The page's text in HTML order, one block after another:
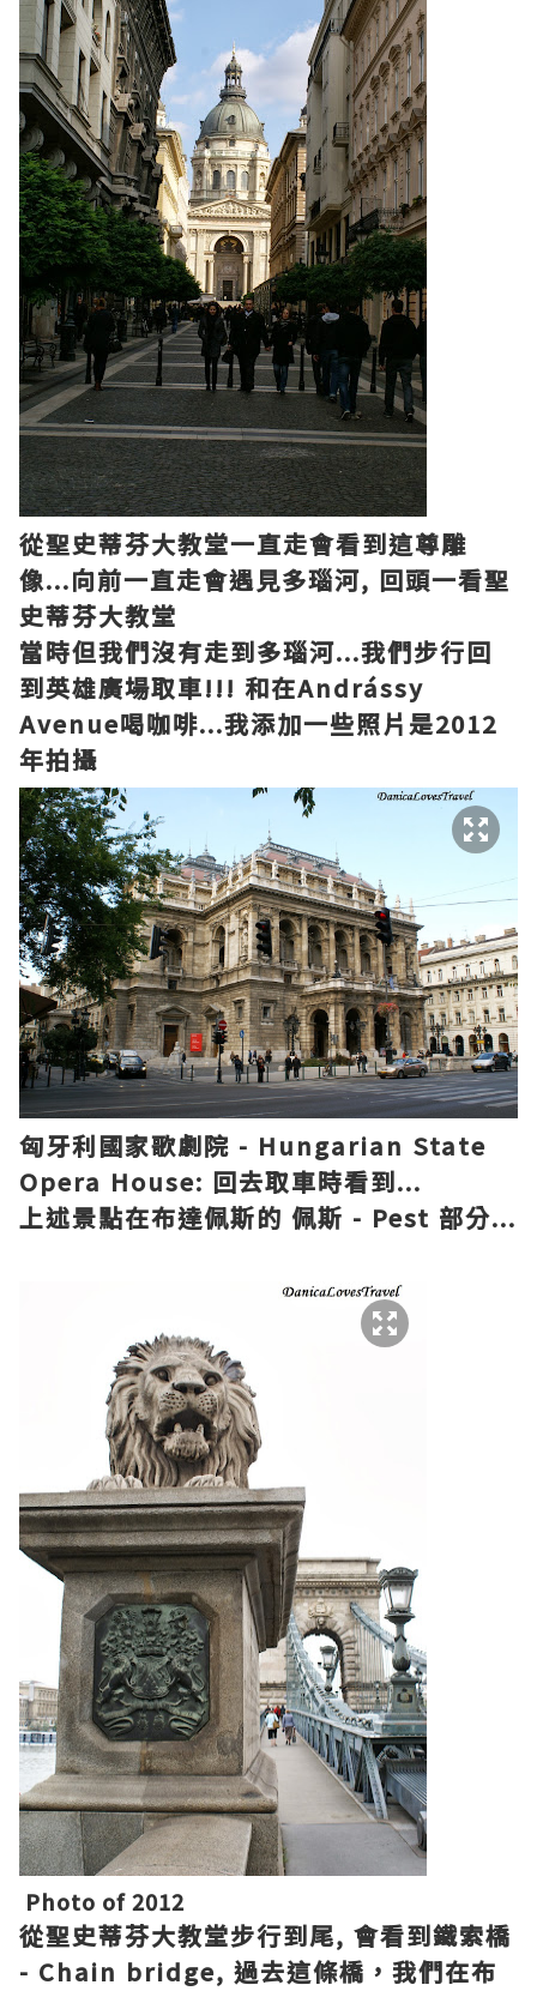
從聖史蒂芬大教堂一直走會看到這尊雕
像...向前一直走會遇見多瑙河, 回頭一看聖
史蒂芬大教堂
當時但我們沒有走到多瑙河...我們步行回
到英雄廣場取車!!! 和在Andrássy
Avenue喝咖啡...我添加一些照片是2012
年拍攝
匈牙利國家歌劇院 - Hungarian State
Opera House: 回去取車時看到...
上述景點在布達佩斯的 佩斯 - Pest 部分...
Photo of 2012
從聖史蒂芬大教堂步行到尾, 會看到鐵索橋
- Chain bridge, 過去這條橋， 我們在布